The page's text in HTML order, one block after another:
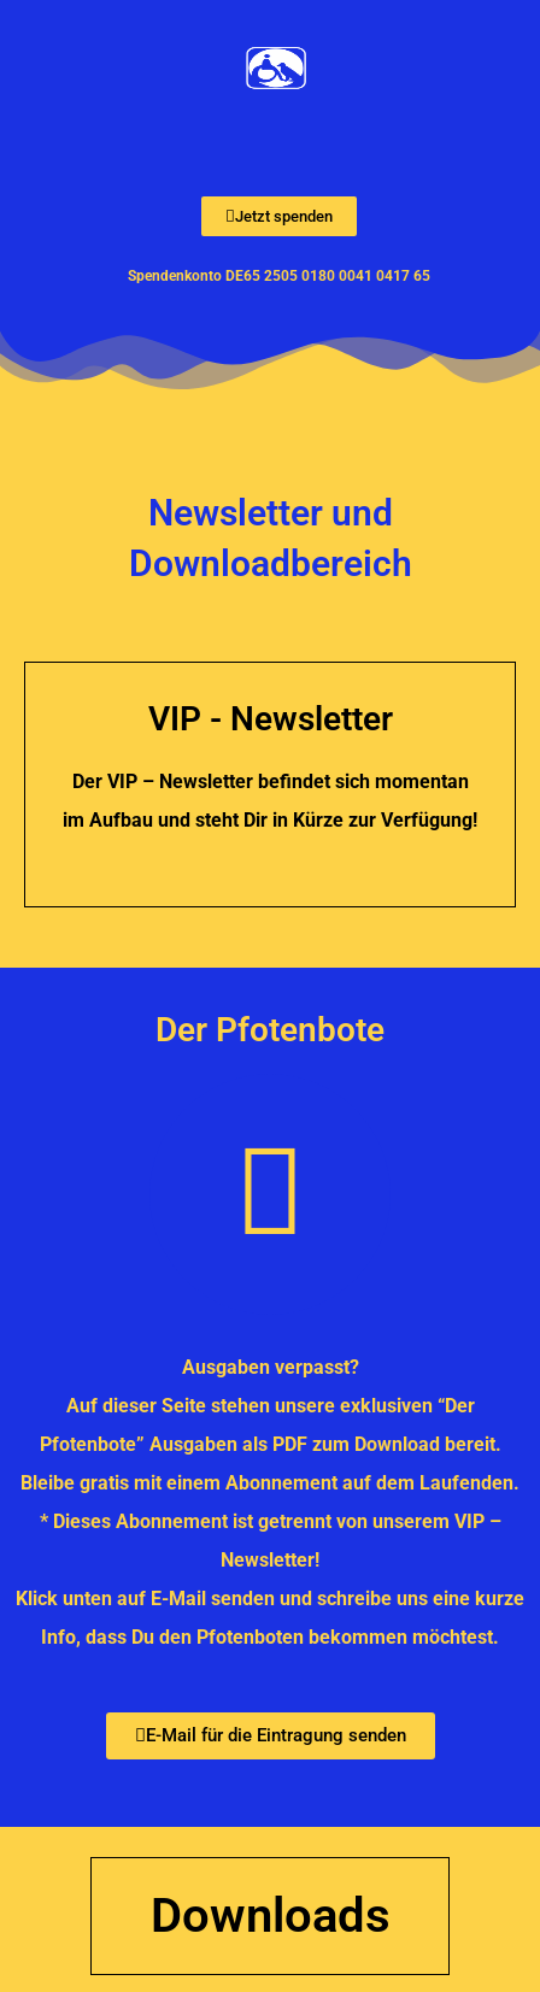
Jetzt spenden
Spendenkonto DE65 2505 0180 0041 0417 65
Newsletter und
Downloadbereich
VIP - Newsletter
Der VIP – Newsletter befindet sich momentan
im Aufbau und steht Dir in Kürze zur Verfügung!
Der Pfotenbote
Ausgaben verpasst?
Auf dieser Seite stehen unsere exklusiven “Der
Pfotenbote” Ausgaben als PDF zum Download bereit.
Bleibe gratis mit einem Abonnement auf dem Laufenden.
* Dieses Abonnement ist getrennt von unserem VIP –
Newsletter!
Klick unten auf E-Mail senden und schreibe uns eine kurze
Info, dass Du den Pfotenboten bekommen möchtest.
E-Mail für die Eintragung senden
Downloads